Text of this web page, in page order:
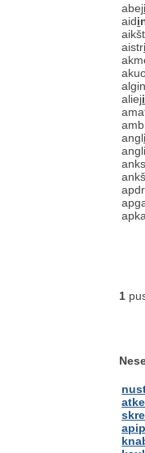
abeji
aidi
aikšt
aistri
algin
alieji
angli
apdr
1